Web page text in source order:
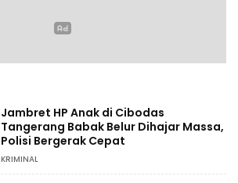
Jambret HP Anak di Cibodas
Tangerang Babak Belur Dihajar Massa,
Polisi Bergerak Cepat
KRIMINAL